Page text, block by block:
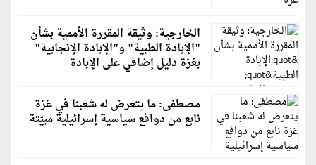
الخارجية: وثيقة المقررة الأممية بشأن
"الإبادة الطبية" و"الإبادة الإنجابية"
بغزة دليل إضافي على الإبادة
مصطفى: ما يتعرض له شعبنا في غزة
نابع من دوافع سياسية إسرائيلية مبيّتة